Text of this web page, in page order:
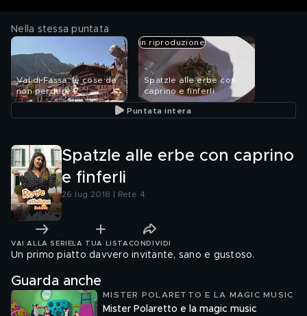
Nella stessa puntata
Val di Fassa: le cose da
non perdere
in riproduzione
Spatzle alle erbe con
caprino e finferli
Puntata intera
Spatzle alle erbe con caprino
e finferli
26 lug 2018 | Rete 4
VAI ALLA SERIE LA TUA LISTA CONDIVIDI
Un primo piatto davvero invitante, sano e gustoso.
Guarda anche
MISTER POLARETTO E LA MAGIC MUSIC
Mister Polaretto e la magic music